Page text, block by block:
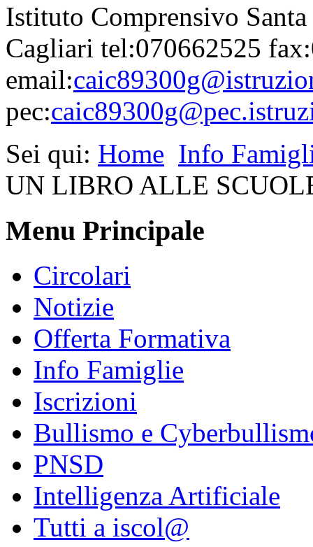
Istituto Comprensivo
Cagliari tel:070662525
email:
pec:
Sei qui: Home Info
UN LIBRO ALLE
Menu Principale
Circolari
Notizie
Offerta Formativa
Info Famiglie
Iscrizioni
Bullismo e
PNSD
Intelligenza Artificiale
Tutti a iscol@